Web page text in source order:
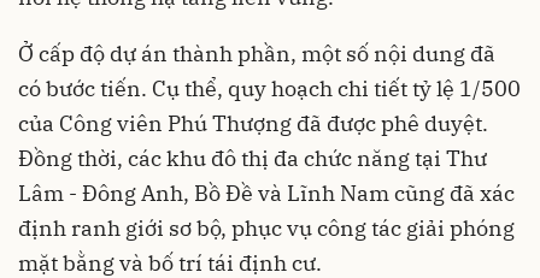
Ở cấp độ dự án thành phần, một số nội dung đã
có bước tiến. Cụ thể, quy hoạch chi tiết tỷ lệ 1/500
của Công viên Phú Thượng đã được phê duyệt.
Đồng thời, các khu đô thị đa chức năng tại Thư
Lâm - Đông Anh, Bồ Đề và Lĩnh Nam cũng đã xác
định ranh giới sơ bộ, phục vụ công tác giải phóng
mặt bằng và bố trí tái định cư.